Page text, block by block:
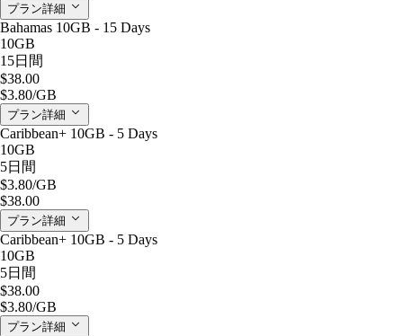
プラン詳細
Bahamas 10GB - 15 Days
10GB
15日間
$38.00
$3.80/GB
プラン詳細
Caribbean+ 10GB - 5 Days
10GB
5日間
$3.80/GB
$38.00
プラン詳細
Caribbean+ 10GB - 5 Days
10GB
5日間
$38.00
$3.80/GB
プラン詳細